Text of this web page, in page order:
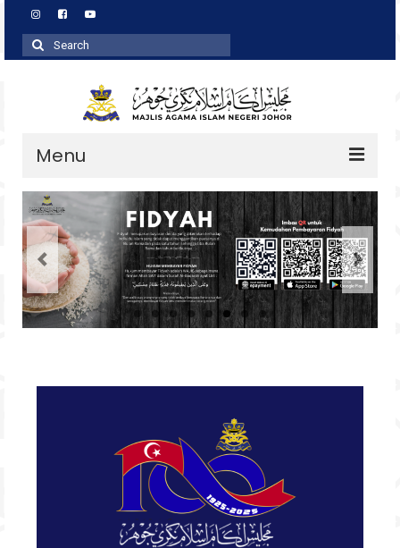
Search
for:
Menu
Profil
Zakat
Agihan
Wakaf
Pembangunan Asnaf